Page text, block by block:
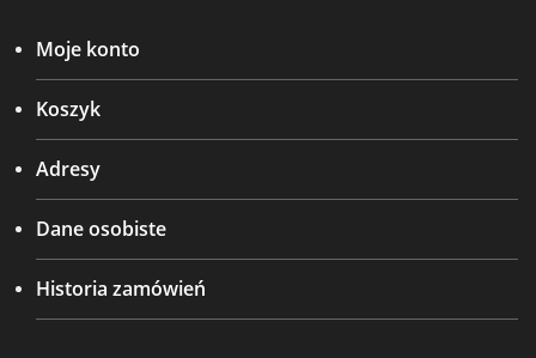
Moje konto
Koszyk
Adresy
Dane osobiste
Historia zamówień